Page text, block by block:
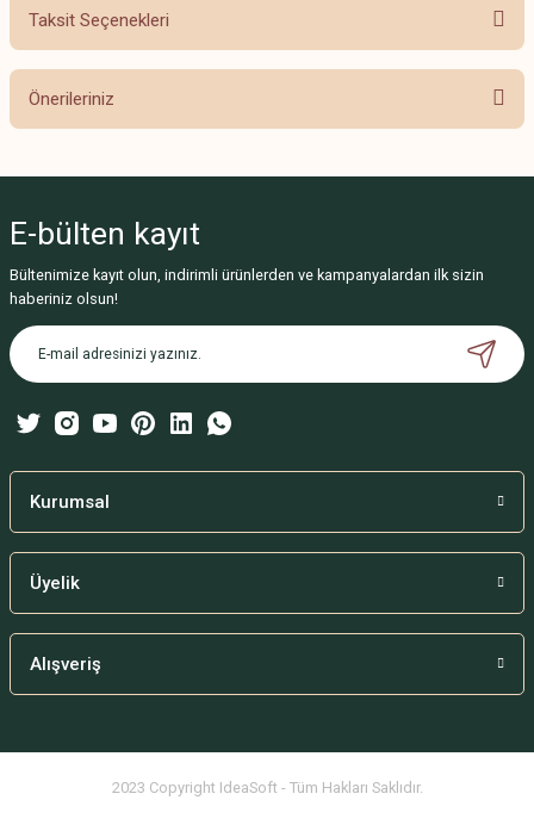
Taksit Seçenekleri
Önerileriniz
Görüş ve önerileriniz için teşekkür ederiz.
Ürün resmi kalitesiz, bozuk veya görüntülenemiyor.
Ürün açıklamasında eksik bilgiler bulunuyor.
Ürün bilgilerinde hatalar bulunuyor.
Bu ürüne benzer farklı alternatifler olmalı.
E-bülten kayıt
Bültenimize kayıt olun, indirimli ürünlerden ve kampanyalardan ilk sizin
haberiniz olsun!
Kurumsal
Üyelik
Alışveriş
2023 Copyright IdeaSoft - Tüm Hakları Saklıdır.